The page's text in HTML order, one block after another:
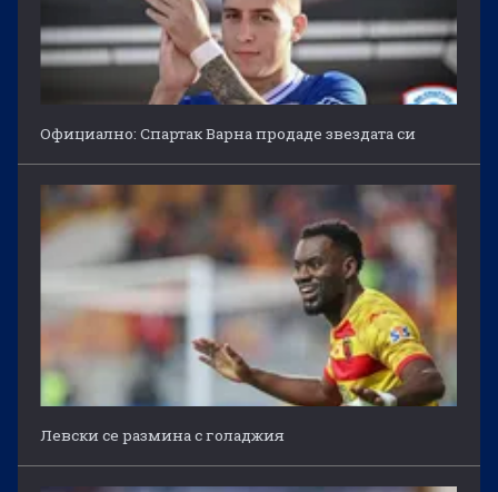
Официално: Спартак Варна продаде звездата си
Левски се размина с голаджия